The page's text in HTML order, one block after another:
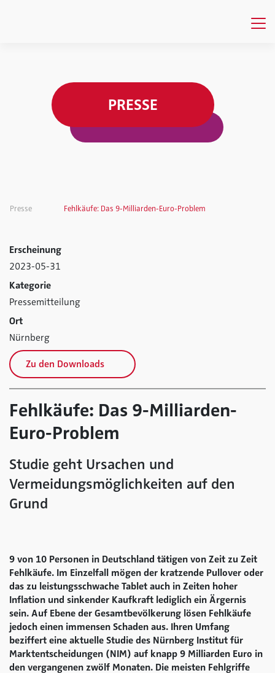
PRESSE
Presse Fehlkäufe: Das 9-Milliarden-Euro-Problem
Erscheinung
2023-05-31
Kategorie
Pressemitteilung
Ort
Nürnberg
Zu den Downloads
Fehlkäufe: Das 9-Milliarden-
Euro-Problem
Studie geht Ursachen und
Vermeidungsmöglichkeiten auf den
Grund
9 von 10 Personen in Deutschland tätigen von Zeit zu Zeit
Fehlkäufe. Im Einzelfall mögen der kratzende Pullover oder
das zu leistungsschwache Tablet auch in Zeiten hoher
Inflation und sinkender Kaufkraft lediglich ein Ärgernis
sein. Auf Ebene der Gesamtbevölkerung lösen Fehlkäufe
jedoch einen immensen Schaden aus. Ihren Umfang
beziffert eine aktuelle Studie des Nürnberg Institut für
Marktentscheidungen (NIM) auf knapp 9 Milliarden Euro in
den vergangenen zwölf Monaten. Die meisten Fehlgriffe